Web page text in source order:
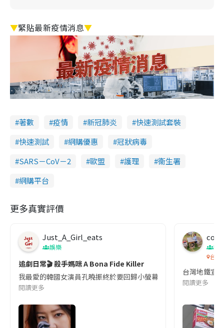
▼緊貼最新疫情消息▼
著數 疫情 新冠肺炎
快速測試套裝
快速測試
網購優惠
冠狀病毒
SARS－CoV－2
歐盟 護理
衞生署
網購平台
更多真實評價
Just_A_Girl_eats
娛樂
追劇日常🎬 殺手媽咪 A Bona Fide Killer
我最愛的韓國女演員孔曉振終於要回歸小螢幕啦!這次的劇本改編
閱讀更多
co
吹
台灣
台灣地鐵宣
閱讀更多